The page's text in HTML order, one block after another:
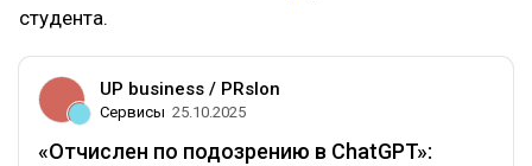
студента.
UP business / PRslon
Сервисы 25.10.2025
«Отчислен по подозрению в ChatGPT»: